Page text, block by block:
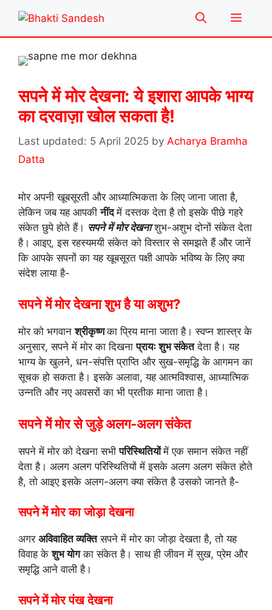
content
Menu
सपने में मोर देखना: ये इशारा आपके भाग्य
का दरवाज़ा खोल सकता है!
5 April 2025 by Acharya Bramha
Datta
मोर अपनी खूबसूरती और आध्यात्मिकता के लिए जाना जाता है,
लेकिन जब यह आपकीनींदमें दस्तक देता है तो इसके पीछे गहरे
संकेत छुपे होते हैं। सपने में मोर देखनाशुभ-अशुभ दोनों संकेत देता
है। आइए, इस रहस्यमयी संकेत को विस्तार से समझते हैं और जानें
कि आपके सपनों का यह खूबसूरत पक्षी आपके भविष्य के लिए क्या
संदेश लाया है-
सपने में मोर देखना शुभ है या अशुभ?
मोर को भगवानश्रीकृष्णका प्रिय माना जाता है। स्वप्न शास्त्र के
अनुसार, सपने में मोर का दिखनाप्रायः शुभ संकेतदेता है। यह
भाग्य के खुलने, धन-संपत्ति प्राप्ति और सुख-समृद्धि के आगमन का
सूचक हो सकता है। इसके अलावा, यह आत्मविश्वास, आध्यात्मिक
उन्नति और नए अवसरों का भी प्रतीक माना जाता है।
सपने में मोर से जुड़े अलग-अलग संकेत
सपने में मोर को देखना सभीपरिस्थितियोंमें एक समान संकेत नहीं
देता है। अलग अलग परिस्थितियों में इसके अलग अलग संकेत होते
है, तो आइए इसके अलग-अलग क्या संकेत है उसको जानते है-
सपने में मोर का जोड़ा देखना
अगर अविवाहित व्यक्तिसपने में मोर का जोड़ा देखता है, तो यह
विवाह केशुभ योगका संकेत है। साथ ही जीवन में सुख, प्रेम और
समृद्धि आने वाली है।
सपने में मोर पंख देखना